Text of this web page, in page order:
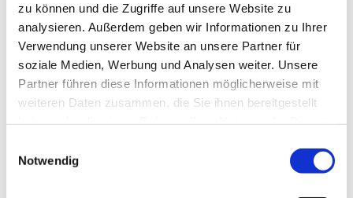
zu können und die Zugriffe auf unsere Website zu
analysieren. Außerdem geben wir Informationen zu Ihrer
Verwendung unserer Website an unsere Partner für
soziale Medien, Werbung und Analysen weiter. Unsere
Partner führen diese Informationen möglicherweise mit
weiteren Daten zusammen, die Sie ihnen bereitgestellt
Notwendig
Februar 2026
Januar 2026
Dezember 2025
Oktober 2025